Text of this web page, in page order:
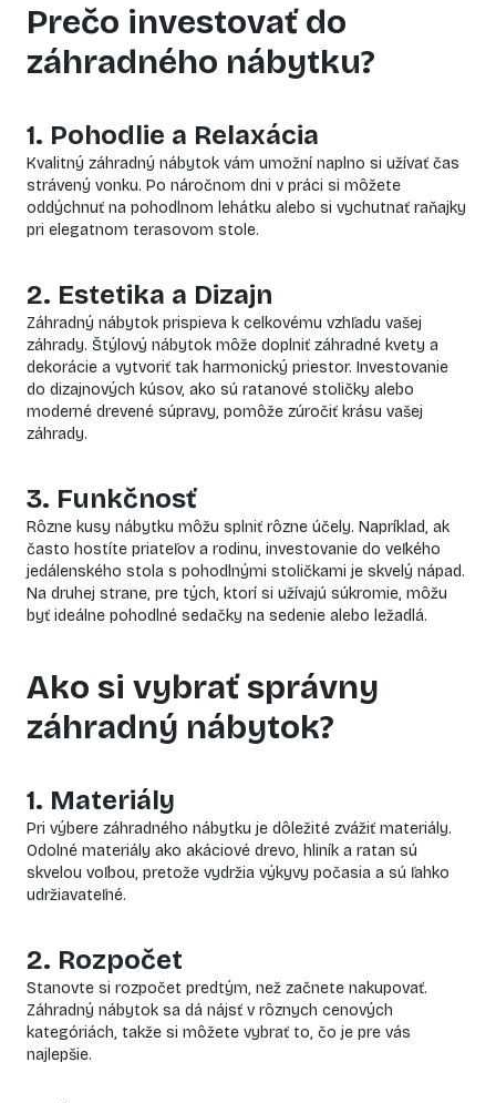
Prečo investovať do
záhradného nábytku?
1. Pohodlie a Relaxácia
Kvalitný záhradný nábytok vám umožní naplno si užívať čas
strávený vonku. Po náročnom dni v práci si môžete
oddýchnuť na pohodlnom lehátku alebo si vychutnať raňajky
pri elegatnom terasovom stole.
2. Estetika a Dizajn
Záhradný nábytok prispieva k celkovému vzhľadu vašej
záhrady. Štýlový nábytok môže doplniť záhradné kvety a
dekorácie a vytvoriť tak harmonický priestor. Investovanie
do dizajnových kúsov, ako sú ratanové stoličky alebo
moderné drevené súpravy, pomôže zúročiť krásu vašej
záhrady.
3. Funkčnosť
Rôzne kusy nábytku môžu splniť rôzne účely. Napríklad, ak
často hostíte priateľov a rodinu, investovanie do veľkého
jedálenského stola s pohodlnými stoličkami je skvelý nápad.
Na druhej strane, pre tých, ktorí si užívajú súkromie, môžu
byť ideálne pohodlné sedačky na sedenie alebo ležadlá.
Ako si vybrať správny
záhradný nábytok?
1. Materiály
Pri výbere záhradného nábytku je dôležité zvážiť materiály.
Odolné materiály ako akáciové drevo, hliník a ratan sú
skvelou voľbou, pretože vydržia výkyvy počasia a sú ľahko
udržiavateľné.
2. Rozpočet
Stanovte si rozpočet predtým, než začnete nakupovať.
Záhradný nábytok sa dá nájsť v rôznych cenových
kategóriách, takže si môžete vybrať to, čo je pre vás
najlepšie.